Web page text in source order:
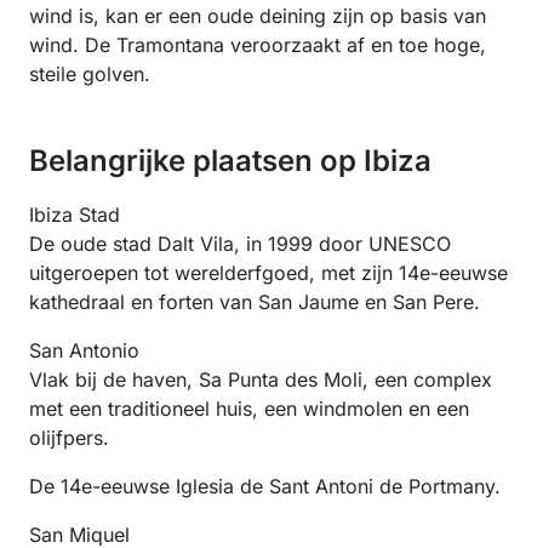
wind is, kan er een oude deining zijn op basis van
wind. De Tramontana veroorzaakt af en toe hoge,
steile golven.
Belangrijke plaatsen op Ibiza
Ibiza Stad
De oude stad Dalt Vila, in 1999 door UNESCO
uitgeroepen tot werelderfgoed, met zijn 14e-eeuwse
kathedraal en forten van San Jaume en San Pere.
San Antonio
Vlak bij de haven, Sa Punta des Moli, een complex
met een traditioneel huis, een windmolen en een
olijfpers.
De 14e-eeuwse Iglesia de Sant Antoni de Portmany.
San Miquel